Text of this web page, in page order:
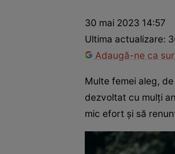
InternaționalFapt divers
30 mai 2023 14:57
Ultima actualizare:
Adaugă-ne ca
Multe femei aleg,
dezvoltat cu mulți
mic efort și să